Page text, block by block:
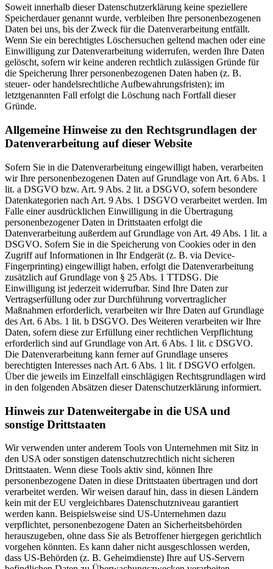
Soweit innerhalb dieser Datenschutzerklärung keine speziellere
Speicherdauer genannt wurde, verbleiben Ihre personenbezogenen
Daten bei uns, bis der Zweck für die Datenverarbeitung entfällt.
Wenn Sie ein berechtigtes Löschersuchen geltend machen oder eine
Einwilligung zur Datenverarbeitung widerrufen, werden Ihre Daten
gelöscht, sofern wir keine anderen rechtlich zulässigen Gründe für
die Speicherung Ihrer personenbezogenen Daten haben (z. B.
steuer- oder handelsrechtliche Aufbewahrungsfristen); im
letztgenannten Fall erfolgt die Löschung nach Fortfall dieser
Gründe.
Allgemeine Hinweise zu den Rechtsgrundlagen der
Datenverarbeitung auf dieser Website
Sofern Sie in die Datenverarbeitung eingewilligt haben, verarbeiten
wir Ihre personenbezogenen Daten auf Grundlage von Art. 6 Abs. 1
lit. a DSGVO bzw. Art. 9 Abs. 2 lit. a DSGVO, sofern besondere
Datenkategorien nach Art. 9 Abs. 1 DSGVO verarbeitet werden. Im
Falle einer ausdrücklichen Einwilligung in die Übertragung
personenbezogener Daten in Drittstaaten erfolgt die
Datenverarbeitung außerdem auf Grundlage von Art. 49 Abs. 1 lit. a
DSGVO. Sofern Sie in die Speicherung von Cookies oder in den
Zugriff auf Informationen in Ihr Endgerät (z. B. via Device-
Fingerprinting) eingewilligt haben, erfolgt die Datenverarbeitung
zusätzlich auf Grundlage von § 25 Abs. 1 TTDSG. Die
Einwilligung ist jederzeit widerrufbar. Sind Ihre Daten zur
Vertragserfüllung oder zur Durchführung vorvertraglicher
Maßnahmen erforderlich, verarbeiten wir Ihre Daten auf Grundlage
des Art. 6 Abs. 1 lit. b DSGVO. Des Weiteren verarbeiten wir Ihre
Daten, sofern diese zur Erfüllung einer rechtlichen Verpflichtung
erforderlich sind auf Grundlage von Art. 6 Abs. 1 lit. c DSGVO.
Die Datenverarbeitung kann ferner auf Grundlage unseres
berechtigten Interesses nach Art. 6 Abs. 1 lit. f DSGVO erfolgen.
Über die jeweils im Einzelfall einschlägigen Rechtsgrundlagen wird
in den folgenden Absätzen dieser Datenschutzerklärung informiert.
Hinweis zur Datenweitergabe in die USA und
sonstige Drittstaaten
Wir verwenden unter anderem Tools von Unternehmen mit Sitz in
den USA oder sonstigen datenschutzrechtlich nicht sicheren
Drittstaaten. Wenn diese Tools aktiv sind, können Ihre
personenbezogene Daten in diese Drittstaaten übertragen und dort
verarbeitet werden. Wir weisen darauf hin, dass in diesen Ländern
kein mit der EU vergleichbares Datenschutzniveau garantiert
werden kann. Beispielsweise sind US-Unternehmen dazu
verpflichtet, personenbezogene Daten an Sicherheitsbehörden
herauszugeben, ohne dass Sie als Betroffener hiergegen gerichtlich
vorgehen könnten. Es kann daher nicht ausgeschlossen werden,
dass US-Behörden (z. B. Geheimdienste) Ihre auf US-Servern